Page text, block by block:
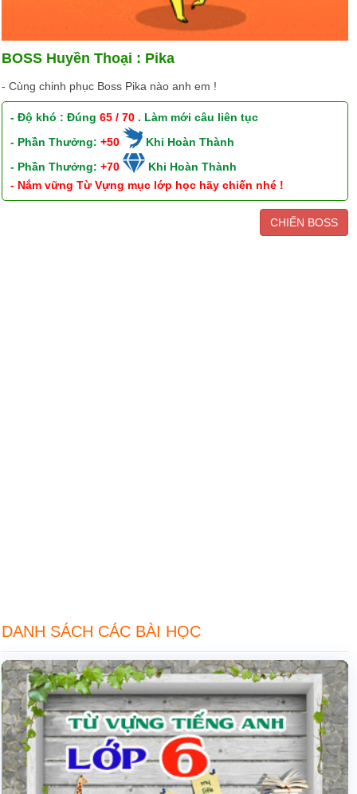
BOSS Huyền Thoại : Pika
- Cùng chinh phục Boss Pika nào anh em !
- Độ khó : Đúng65 / 70 . Làm mới câu liên tục
- Phần Thưởng:+50
Khi Hoàn Thành
- Phần Thưởng:+70
Khi Hoàn Thành
- Nắm vững Từ Vựng mục lớp học hãy chiến nhé !
CHIẾN BOSS
DANH SÁCH CÁC BÀI HỌC